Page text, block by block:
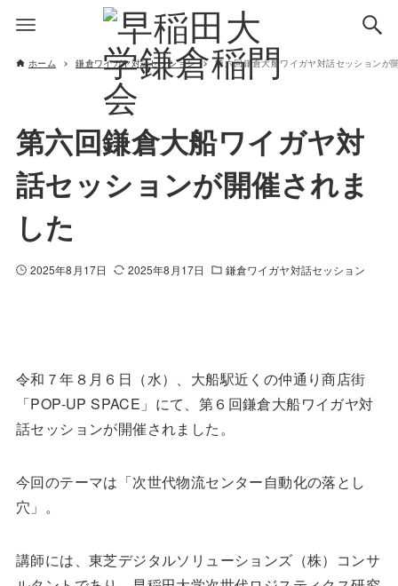
ホーム 鎌倉ワイガヤ対話セッション 第六回鎌倉大船ワイガヤ対話セッションが
第六回鎌倉大船ワイガヤ対
話セッションが開催されま
した
2025年8月17日 2025年8月17日 鎌倉ワイガヤ対話セッション
令和７年８月６日（水）、大船駅近くの仲通り商店街
「POP-UP SPACE」にて、第６回鎌倉大船ワイガヤ対
話セッションが開催されました。
今回のテーマは「次世代物流センター自動化の落とし
穴」。
講師には、東芝デジタルソリューションズ（株）コンサ